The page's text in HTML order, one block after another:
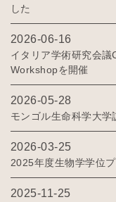
した
2026-06-16
イタリア学術研究会
Workshopを開催
2026-05-28
モンゴル生命科学大学
2026-03-25
2025年度生物学学位
2025-11-25